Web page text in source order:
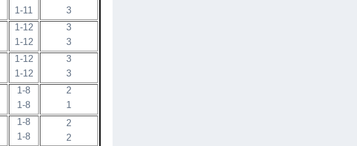
1-11
3
1-12
1-12
3
3
1-12
1-12
3
3
1-8
1-8
2
1
1-8
1-8
2
2